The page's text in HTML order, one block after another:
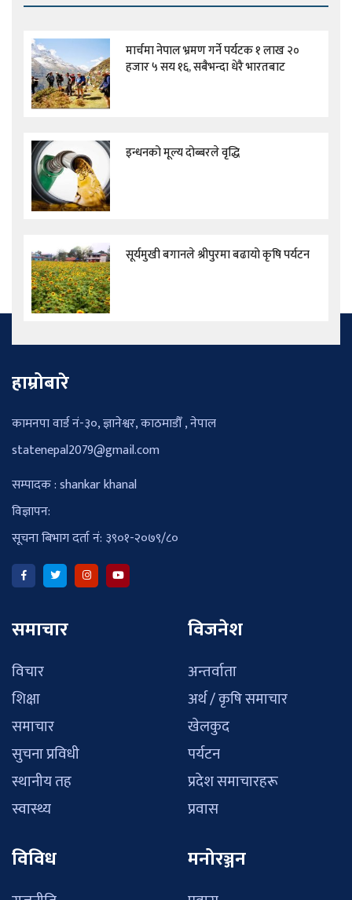
मार्चमा नेपाल भ्रमण गर्ने पर्यटक १ लाख २०
हजार ५ सय १६, सबैभन्दा धेरै भारतबाट
इन्धनको मूल्य दोब्बरले वृद्धि
सूर्यमुखी बगानले श्रीपुरमा बढायो कृषि पर्यटन
हाम्रोबारे
कामनपा वार्ड नं-३०, ज्ञानेश्वर, काठमाडौँ , नेपाल
statenepal2079@gmail.com
सम्पादक : shankar khanal
विज्ञापन:
सूचना बिभाग दर्ता नं: ३९०१-२०७९/८०
समाचार
विचार
शिक्षा
समाचार
सुचना प्रविधी
स्थानीय तह
स्वास्थ्य
विजनेश
अन्तर्वाता
अर्थ / कृषि समाचार
खेलकुद
पर्यटन
प्रदेश समाचारहरू
प्रवास
विविध मनोरञ्जन